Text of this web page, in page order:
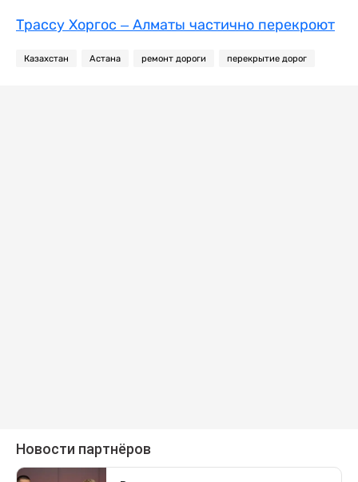
Трассу Хоргос – Алматы частично перекроют
Казахстан Астана ремонт дороги перекрытие дорог